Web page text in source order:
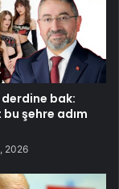
derdine bak:
şehre adım
2026